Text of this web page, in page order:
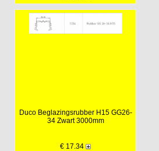
Duco Beglazingsrubber H15 GG26-
34 Zwart 3000mm
€ 17.34